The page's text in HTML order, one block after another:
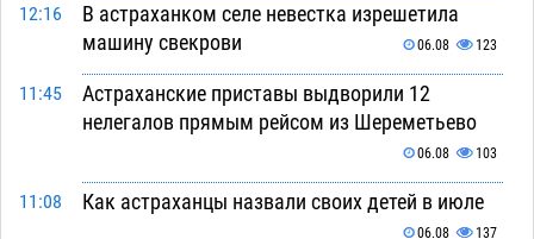
12:16
В астраханком селе невестка изрешетила
машину свекрови
06.08 123
11:45
Астраханские приставы выдворили 12
нелегалов прямым рейсом из Шереметьево
06.08 103
11:08 Как астраханцы назвали своих детей в июле
06.08 137